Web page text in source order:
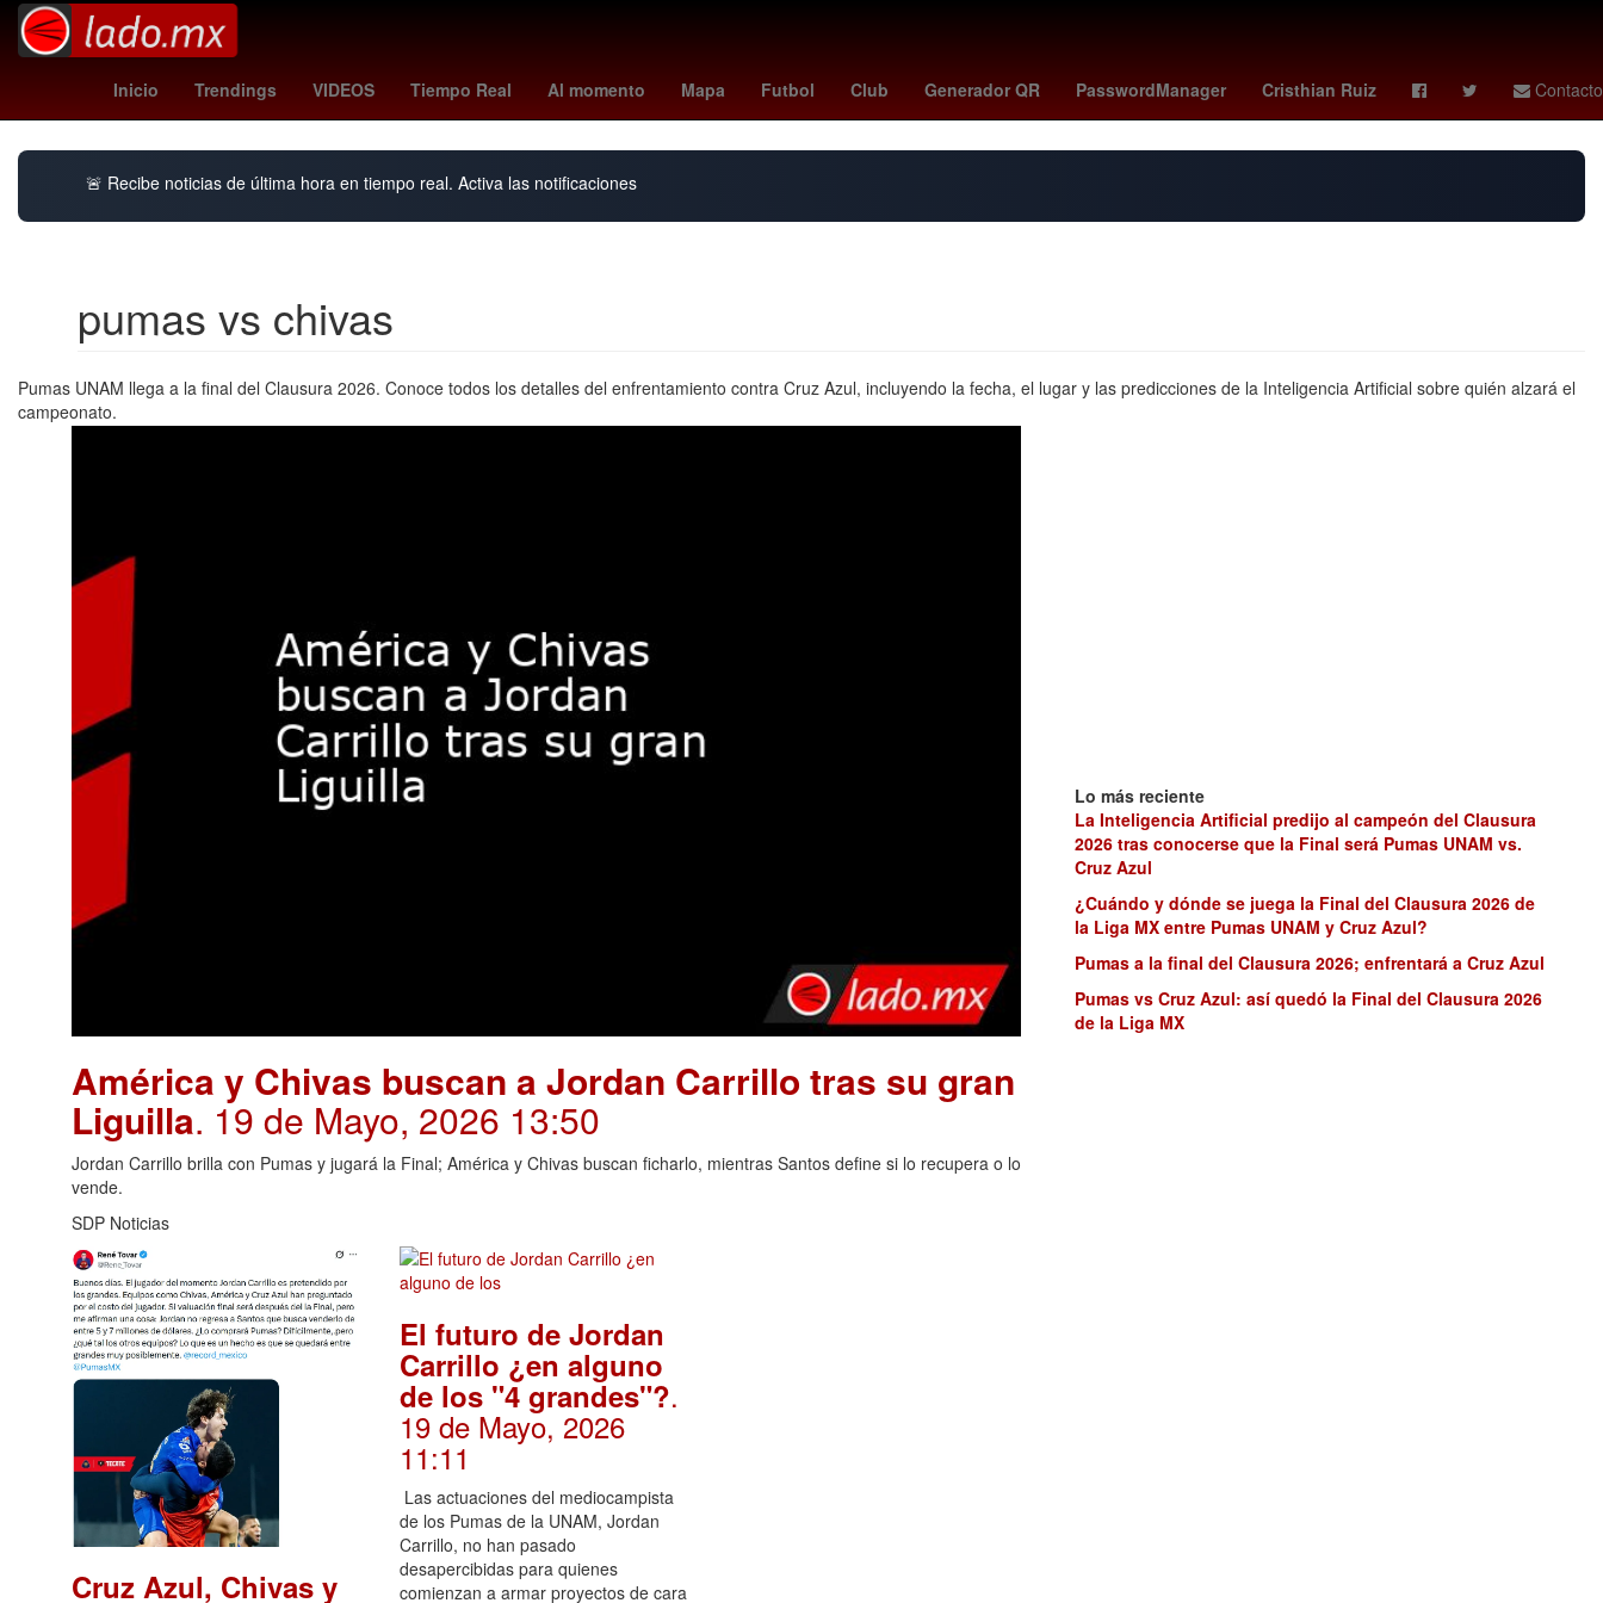
Inicio Trendings VIDEOS Tiempo Real Al momento Mapa Futbol Club Generador QR PasswordManager Cristhian Ruiz Contacto
toluca vs santos China Germán Berterame Rogelio Funes Mori Chihuahua mexico vs 26 de marzo Colombia Inundación LeBron James
🚨 Recibe noticias de última hora en tiempo real. Activa las notificaciones
pumas vs chivas
Pumas UNAM llega a la final del Clausura 2026. Conoce todos los detalles del enfrentamiento contra Cruz Azul, incluyendo la fecha, el lugar y las predicciones de la Inteligencia Artificial sobre quién alzará el
campeonato.
América y Chivas buscan a Jordan Carrillo tras su gran
Liguilla. 19 de Mayo, 2026 13:50
Jordan Carrillo brilla con Pumas y jugará la Final; América y Chivas buscan ficharlo, mientras Santos define si lo recupera o lo
vende.
SDP Noticias
Cruz Azul, Chivas y
El futuro de Jordan
Carrillo ¿en alguno
de los "4 grandes"?.
19 de Mayo, 2026
11:11
Las actuaciones del mediocampista
de los Pumas de la UNAM, Jordan
Carrillo, no han pasado
desapercibidas para quienes
comienzan a armar proyectos de cara
Lo más reciente
La Inteligencia Artificial predijo al campeón del Clausura
2026 tras conocerse que la Final será Pumas UNAM vs.
Cruz Azul
¿Cuándo y dónde se juega la Final del Clausura 2026 de
la Liga MX entre Pumas UNAM y Cruz Azul?
Pumas a la final del Clausura 2026; enfrentará a Cruz Azul
Pumas vs Cruz Azul: así quedó la Final del Clausura 2026
de la Liga MX